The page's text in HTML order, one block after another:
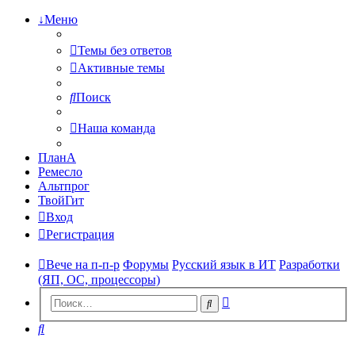
↓Меню
Темы без ответов
Активные темы
Поиск
Наша команда
ПланА
Ремесло
Альтпрог
ТвойГит
Вход
Регистрация
Вече на п-п-р Форумы Русский язык в ИТ Разработки
(ЯП, ОС, процессоры)
Поиск
Поиск